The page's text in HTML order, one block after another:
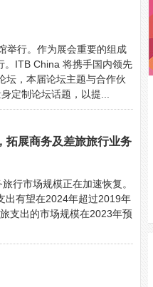
举行。作为展会重要的组成
。ITB China 将携手国内领先
坛，本届论坛主题与合作伙
定制论坛话题，以提...
展商务及差旅旅行业务
行市场规模正在加速恢复。
出有望在2024年超过2019年
支出的市场规模在2023年预